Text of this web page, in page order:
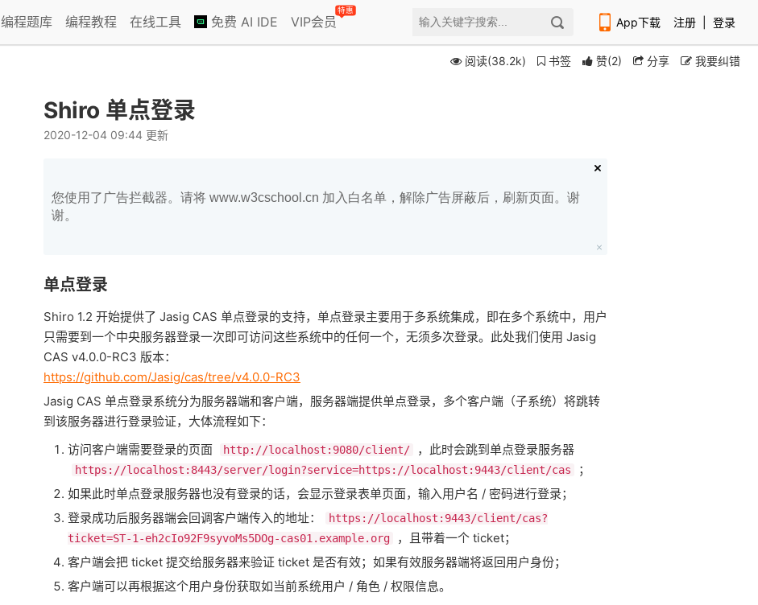
编程题库 编程教程 在线工具 免费 AI IDE VIP会员
特惠
App下载 注册 登录
阅读(38.2k) 书签 赞(2) 分享 我要纠错
Shiro 单点登录
2020-12-04 09:44 更新
您使用了广告拦截器。请将 www.w3cschool.cn 加入白名单，解除广告屏蔽后，刷新页面。谢
谢。
单点登录
Shiro 1.2 开始提供了 Jasig CAS 单点登录的支持，单点登录主要用于多系统集成，即在多个系统中，用户
只需要到一个中央服务器登录一次即可访问这些系统中的任何一个，无须多次登录。此处我们使用 Jasig
CAS v4.0.0-RC3 版本：
https://github.com/Jasig/cas/tree/v4.0.0-RC3
Jasig CAS 单点登录系统分为服务器端和客户端，服务器端提供单点登录，多个客户端（子系统）将跳转
到该服务器进行登录验证，大体流程如下：
访问客户端需要登录的页面
http://localhost:9080/client/ ，此时会跳到单点登录服务器
https://localhost:8443/server/login?service=https://localhost:9443/client/cas
；
如果此时单点登录服务器也没有登录的话，会显示登录表单页面，输入用户名 / 密码进行登录；
登录成功后服务器端会回调客户端传入的地址：
https://localhost:9443/client/cas?
ticket=ST-1-eh2cIo92F9syvoMs5DOg-cas01.example.org
，且带着一个 ticket；
客户端会把 ticket 提交给服务器来验证 ticket 是否有效；如果有效服务器端将返回用户身份；
客户端可以再根据这个用户身份获取如当前系统用户 / 角色 / 权限信息。